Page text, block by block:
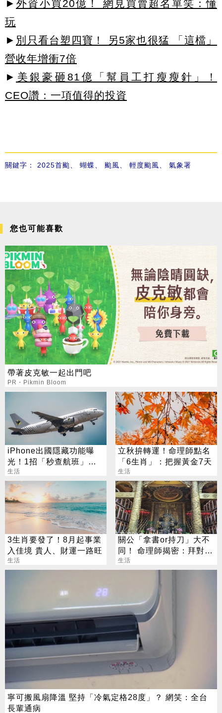
► 外資小買20億！ 網見買賣超名單笑：懂
玩
► 別只看台塑四寶！ 另5家也很猛 「這檔」
營收年增衝7倍
► 美銀豪砸81億「幫員工打瘦瘦針」！
CEO讚：一項值得的投資
關鍵字： 2025首颱 蝴蝶 颱風 輕度颱風 氣象署
您也可能喜歡
帶著皮克敏一起出門吧
PR・Pikmin Bloom
iPhone出國隱藏功能曝
光！1招「秒查航班」萬
人狂讚：超方便
生活
立秋拚轉運！命理師點名
「6生肖」：把握黃金7天
生活
3生肖要發了！8月起事業
入佳境 貴人、財運一路旺
生活
關公「拿書or持刀」大不
同！ 命理師揭密：拜對大
加分、拜錯恐虧本
生活
寧可搬風扇降溫 堅持「冷氣定格28度」？ 網笑：全台
長輩通病